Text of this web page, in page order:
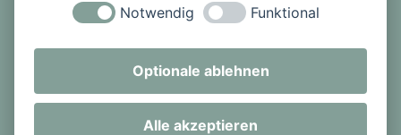
ugte
Notwendig Funktional
Optionale ablehnen
Alle akzeptieren